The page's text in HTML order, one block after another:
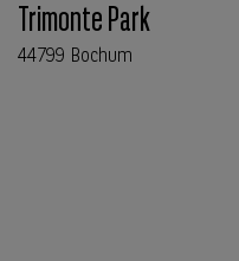
Trimonte Park
44799 Bochum